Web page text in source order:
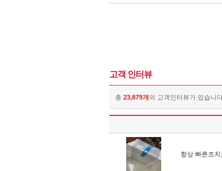
고객 인터뷰
총 23,879개의 고객인터뷰가 있습니
항상 빠른조